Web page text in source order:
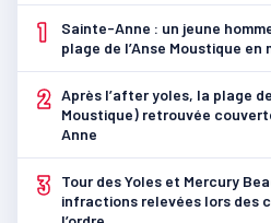
1
Sainte-Anne : un jeune
plage de l’Anse Moustique en
2 Après l’after yoles, la plage
Moustique) retrouvée
Anne
3
Tour des Yoles et Mercury
infractions relevées lors des